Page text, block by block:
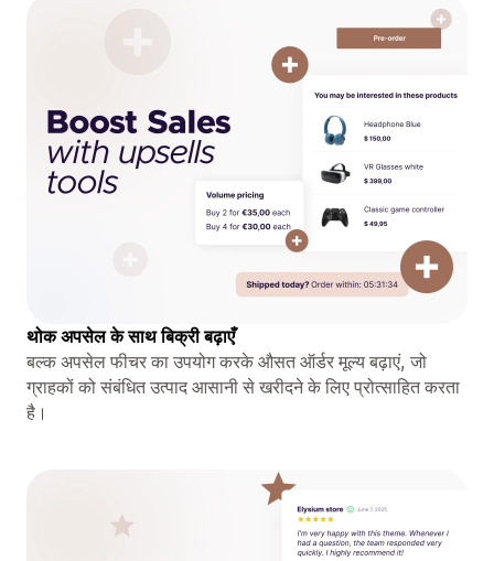
थोक अपसेल के साथ बिक्री बढ़ाएँ
बल्क अपसेल फीचर का उपयोग करके औसत ऑर्डर मूल्य बढ़ाएं, जो
ग्राहकों को संबंधित उत्पाद आसानी से खरीदने के लिए प्रोत्साहित करता
है।